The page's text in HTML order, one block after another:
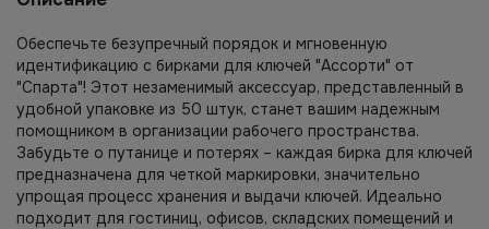
Обеспечьте безупречный порядок и мгновенную
идентификацию с бирками для ключей "Ассорти" от
"Спарта"! Этот незаменимый аксессуар, представленный в
удобной упаковке из 50 штук, станет вашим надежным
помощником в организации рабочего пространства.
Забудьте о путанице и потерях – каждая бирка для ключей
предназначена для четкой маркировки, значительно
упрощая процесс хранения и выдачи ключей. Идеально
подходит для гостиниц, офисов, складских помещений и